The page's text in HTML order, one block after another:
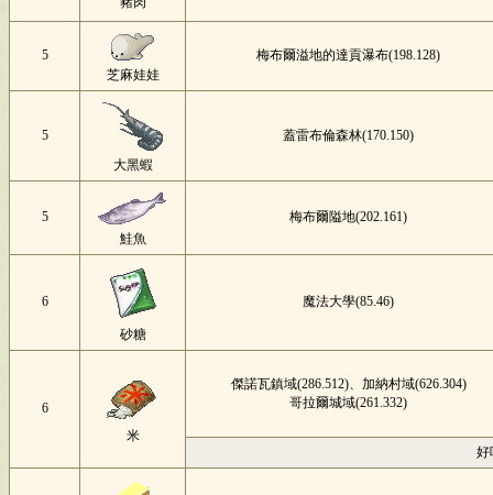
5
芝麻娃娃
梅布爾溢地的達貢瀑布(198.128)
5
大黑蝦
蓋雷布倫森林(170.150)
5
鮭魚
梅布爾隘地(202.161)
6
砂糖
魔法大學(85.46)
6
米
傑諾瓦鎮域(286.512)、加納村域(626.304)
哥拉爾城域(261.332)
好